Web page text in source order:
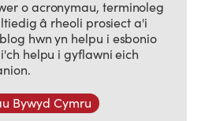
o acronymau, terminoleg
â rheoli prosiect a'i
hwn yn helpu i esbonio
helpu i gyflawni eich
Bywyd Cymru